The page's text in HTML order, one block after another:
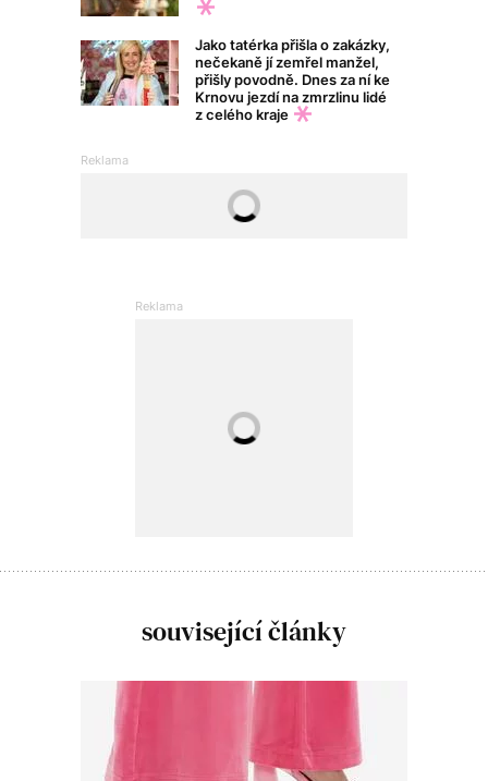
Jako tatérka přišla o zakázky,
nečekaně jí zemřel manžel,
přišly povodně. Dnes za ní ke
Krnovu jezdí na zmrzlinu lidé
z celého kraje
související články